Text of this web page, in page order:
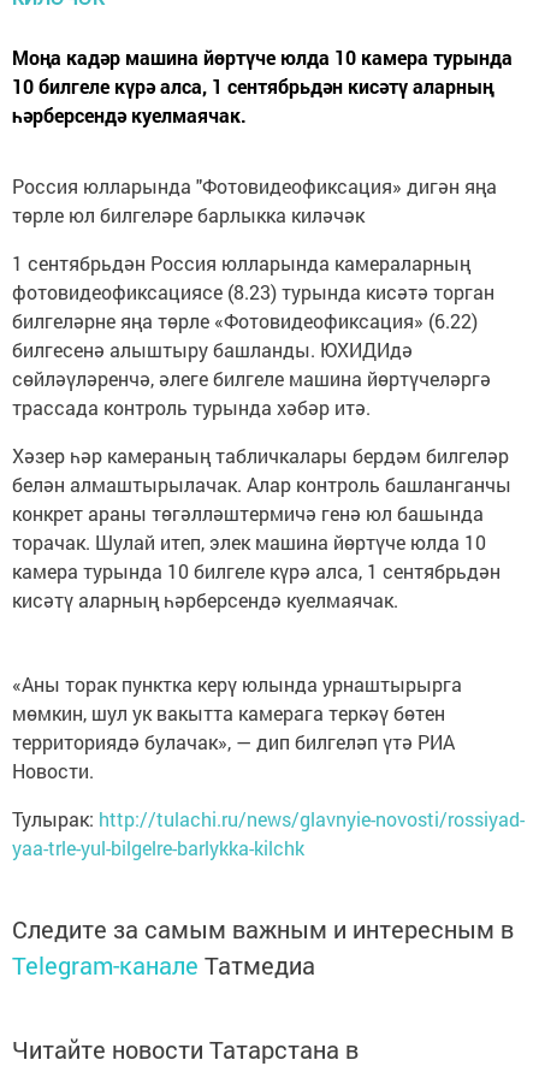
Моңа кадәр машина йөртүче юлда 10 камера турында
10 билгеле күрә алса, 1 сентябрьдән кисәтү аларның
һәрберсендә куелмаячак.
Россия юлларында "Фотовидеофиксация» дигән яңа
төрле юл билгеләре барлыкка киләчәк
1 сентябрьдән Россия юлларында камераларның
фотовидеофиксациясе (8.23) турында кисәтә торган
билгеләрне яңа төрле «Фотовидеофиксация» (6.22)
билгесенә алыштыру башланды. ЮХИДИдә
сөйләүләренчә, әлеге билгеле машина йөртүчеләргә
трассада контроль турында хәбәр итә.
Хәзер һәр камераның табличкалары бердәм билгеләр
белән алмаштырылачак. Алар контроль башланганчы
конкрет араны төгәлләштермичә генә юл башында
торачак. Шулай итеп, элек машина йөртүче юлда 10
камера турында 10 билгеле күрә алса, 1 сентябрьдән
кисәтү аларның һәрберсендә куелмаячак.
«Аны торак пунктка керү юлында урнаштырырга
мөмкин, шул ук вакытта камерага теркәү бөтен
территориядә булачак», — дип билгеләп үтә РИА
Новости.
Тулырак: http://tulachi.ru/news/glavnyie-novosti/rossiyad-
yaa-trle-yul-bilgelre-barlykka-kilchk
Следите за самым важным и интересным в
Telegram-канале Татмедиа
Читайте новости Татарстана в